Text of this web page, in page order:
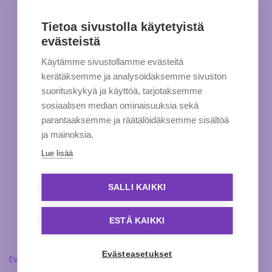
Evästeasetukset
Tietoa sivustolla käytetyistä
evästeistä
Käytämme sivustollamme evästeitä
kerätäksemme ja analysoidaksemme sivuston
suorituskykyä ja käyttöä, tarjotaksemme
sosiaalisen median ominaisuuksia sekä
parantaaksemme ja räätälöidäksemme sisältöä
ja mainoksia.
Lue lisää
SALLI KAIKKI
ESTÄ KAIKKI
Evästeasetukset